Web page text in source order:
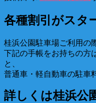
各種割引がスタ
桂浜公園駐車場ご利用の
下記の手帳をお持ちの方
と、
普通車・軽自動車の駐車
詳しくは桂浜公